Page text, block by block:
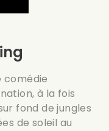
comédie
à la fois
fond de jungles
de soleil au